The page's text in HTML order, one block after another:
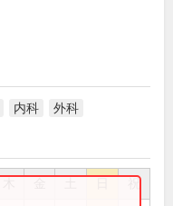
内科 外科
祝